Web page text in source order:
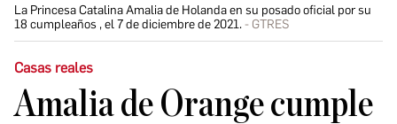
La Princesa Catalina Amalia de Holanda en su posado oficial por su
18 cumpleaños , el 7 de diciembre de 2021.
GTRES
Casas reales
Amalia de Orange cumple